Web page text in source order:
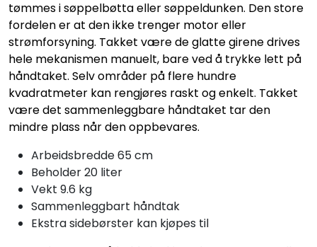
tømmes i søppelbøtta eller søppeldunken. Den store
fordelen er at den ikke trenger motor eller
strømforsyning. Takket være de glatte girene drives
hele mekanismen manuelt, bare ved å trykke lett på
håndtaket. Selv områder på flere hundre
kvadratmeter kan rengjøres raskt og enkelt. Takket
være det sammenleggbare håndtaket tar den
mindre plass når den oppbevares.
Arbeidsbredde 65 cm
Beholder 20 liter
Vekt 9.6 kg
Sammenleggbart håndtak
Ekstra sidebørster kan kjøpes til